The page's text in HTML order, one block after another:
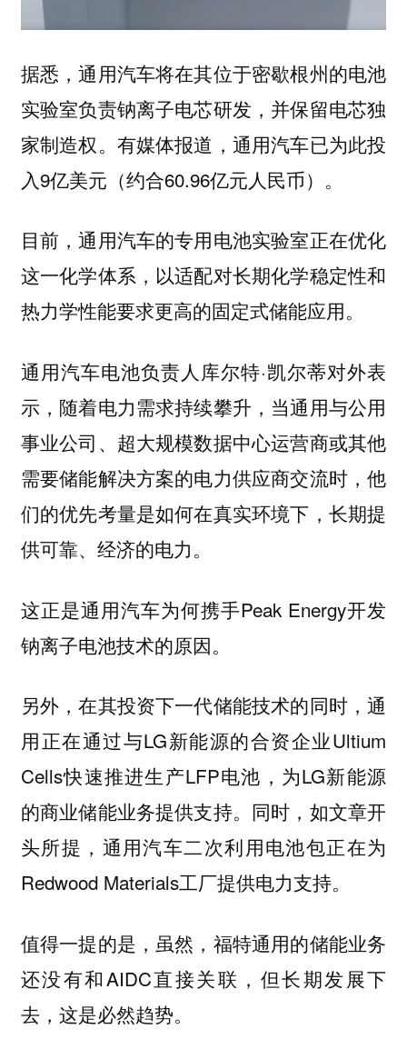
据悉，通用汽车将在其位于密歇根州的电池
实验室负责钠离子电芯研发，并保留电芯独
家制造权。有媒体报道，通用汽车已为此投
入9亿美元（约合60.96亿元人民币）。
目前，通用汽车的专用电池实验室正在优化
这一化学体系，以适配对长期化学稳定性和
热力学性能要求更高的固定式储能应用。
通用汽车电池负责人库尔特·凯尔蒂对外表
示，随着电力需求持续攀升，当通用与公用
事业公司、超大规模数据中心运营商或其他
需要储能解决方案的电力供应商交流时，他
们的优先考量是如何在真实环境下，长期提
供可靠、经济的电力。
这正是通用汽车为何携手Peak Energy开发
钠离子电池技术的原因。
另外，在其投资下一代储能技术的同时，通
用正在通过与LG新能源的合资企业Ultium
Cells快速推进生产LFP电池，为LG新能源
的商业储能业务提供支持。同时，如文章开
头所提，通用汽车二次利用电池包正在为
Redwood Materials工厂提供电力支持。
值得一提的是，虽然，福特通用的储能业务
还没有和AIDC直接关联，但长期发展下
去，这是必然趋势。